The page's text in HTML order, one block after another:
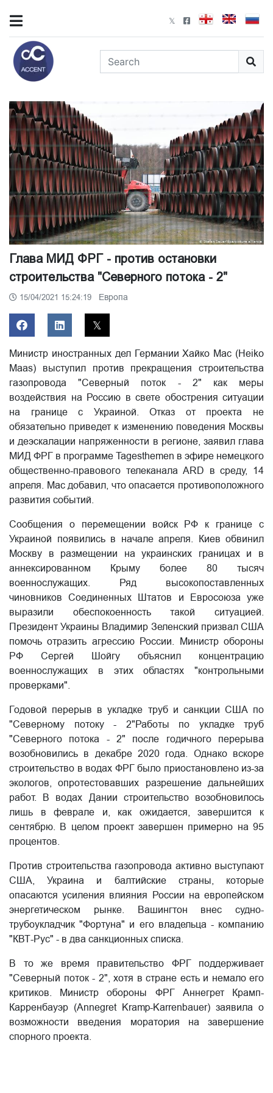
Глава МИД ФРГ - против остановки
строительства "Северного потока - 2"
15/04/2021 15:24:19 Европа
Министр иностранных дел Германии Хайко Мас (Heiko
Maas) выступил против прекращения строительства
газопровода "Северный поток - 2" как меры
воздействия на Россию в свете обострения ситуации
на границе с Украиной. Отказ от проекта не
обязательно приведет к изменению поведения Москвы
и деэскалации напряженности в регионе, заявил глава
МИД ФРГ в программе Tagesthemen в эфире немецкого
общественно-правового телеканала ARD в среду, 14
апреля. Мас добавил, что опасается противоположного
развития событий.
Сообщения о перемещении войск РФ к границе с
Украиной появились в начале апреля. Киев обвинил
Москву в размещении на украинских границах и в
аннексированном Крыму более 80 тысяч
военнослужащих. Ряд высокопоставленных
чиновников Соединенных Штатов и Евросоюза уже
выразили обеспокоенность такой ситуацией.
Президент Украины Владимир Зеленский призвал США
помочь отразить агрессию России. Министр обороны
РФ Сергей Шойгу объяснил концентрацию
военнослужащих в этих областях "контрольными
проверками".
Годовой перерыв в укладке труб и санкции США по
"Северному потоку - 2"Работы по укладке труб
"Северного потока - 2" после годичного перерыва
возобновились в декабре 2020 года. Однако вскоре
строительство в водах ФРГ было приостановлено из-за
экологов, опротестовавших разрешение дальнейших
работ. В водах Дании строительство возобновилось
лишь в феврале и, как ожидается, завершится к
сентябрю. В целом проект завершен примерно на 95
процентов.
Против строительства газопровода активно выступают
США, Украина и балтийские страны, которые
опасаются усиления влияния России на европейском
энергетическом рынке. Вашингтон внес судно-
трубоукладчик "Фортуна" и его владельца - компанию
"КВТ-Рус" - в два санкционных списка.
В то же время правительство ФРГ поддерживает
"Северный поток - 2", хотя в стране есть и немало его
критиков. Министр обороны ФРГ Аннегрет Крамп-
Карренбауэр (Annegret Kramp-Karrenbauer) заявила о
возможности введения моратория на завершение
спорного проекта.